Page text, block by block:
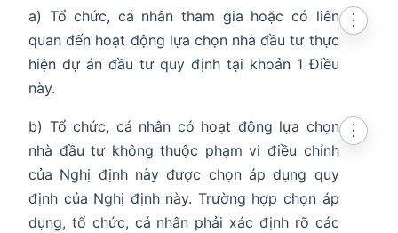
a) Tổ chức, cá nhân tham gia hoặc có liên
quan đến hoạt động lựa chọn nhà đầu tư thực
hiện dự án đầu tư quy định tại khoản 1 Điều
này.
⋮
b) Tổ chức, cá nhân có hoạt động lựa chọn
nhà đầu tư không thuộc phạm vi điều chỉnh
của Nghị định này được chọn áp dụng quy
định của Nghị định này. Trường hợp chọn áp
dụng, tổ chức, cá nhân phải xác định rõ các
⋮